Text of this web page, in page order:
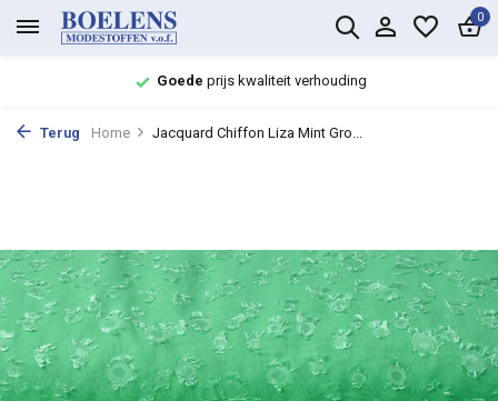
0
Goede prijs kwaliteit verhouding
Terug Home Jacquard Chiffon Liza Mint Gro...